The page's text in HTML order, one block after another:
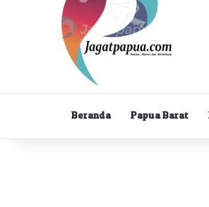
Beranda Papua Barat